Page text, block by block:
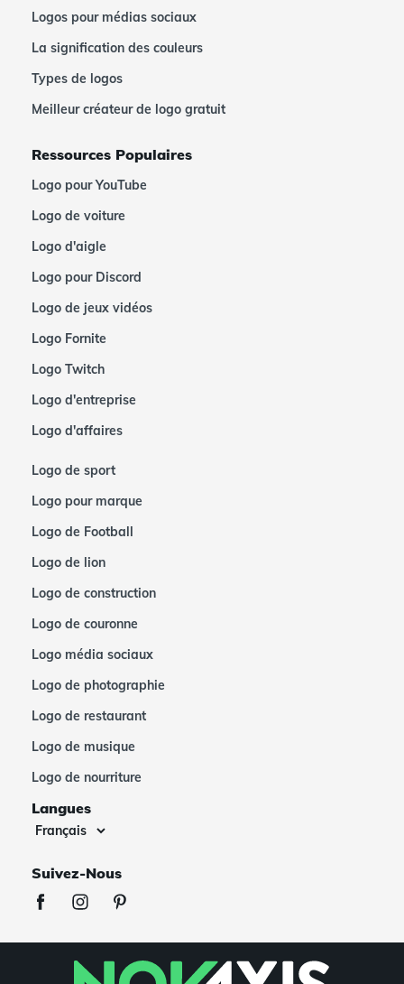
Logos pour médias sociaux
La signification des couleurs
Types de logos
Meilleur créateur de logo gratuit
Ressources Populaires
Logo pour YouTube
Logo de voiture
Logo d'aigle
Logo pour Discord
Logo de jeux vidéos
Logo Fornite
Logo Twitch
Logo d'entreprise
Logo d'affaires
Logo de sport
Logo pour marque
Logo de Football
Logo de lion
Logo de construction
Logo de couronne
Logo média sociaux
Logo de photographie
Logo de restaurant
Logo de musique
Logo de nourriture
Langues
Suivez-Nous